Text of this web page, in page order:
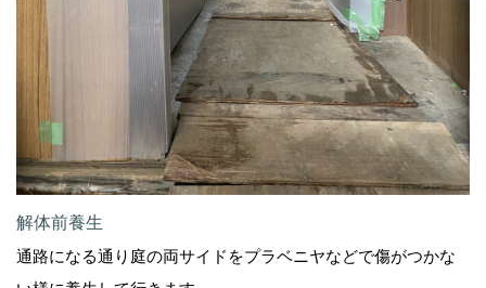
解体前養生
通路になる通り庭の両サイドをプラベニヤなどで傷がつかな